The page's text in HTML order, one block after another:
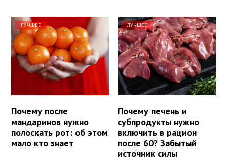
ЛУЧШЕЕ
Почему после
мандаринов нужно
полоскать рот: об этом
мало кто знает
ЛУЧШЕЕ
Почему печень и
субпродукты нужно
включить в рацион
после 60? Забытый
источник силы